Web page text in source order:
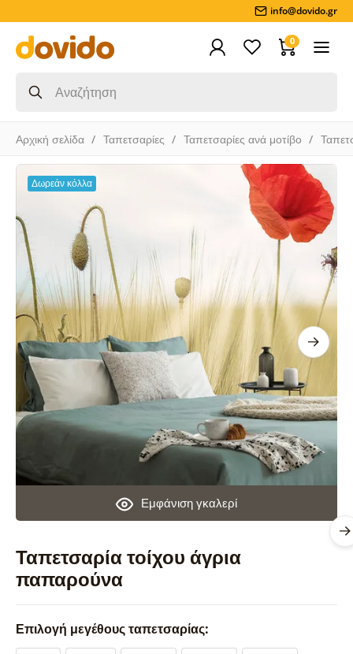
info@dovido.gr
0
Αρχική σελίδα Ταπετσαρίες Ταπετσαρίες ανά μοτίβο
Ταπετσαρία τοίχου άγρια
παπαρούνα
Εμφάνιση γκαλερί
Δωρεάν κόλλα
Επιλογή μεγέθους ταπετσαρίας: